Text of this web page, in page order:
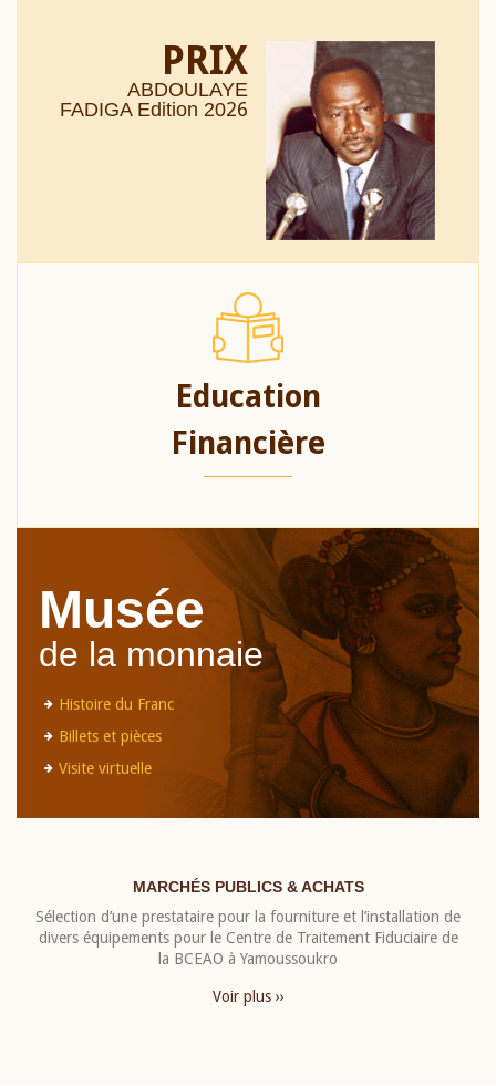
PRIX
ABDOULAYE
FADIGA Edition 2026
Education
Financière
Musée
de la monnaie
Histoire du Franc
Billets et pièces
Visite virtuelle
MARCHÉS PUBLICS & ACHATS
Sélection d’une prestataire pour la fourniture et l’installation de
divers équipements pour le Centre de Traitement Fiduciaire de
la BCEAO à Yamoussoukro
Voir plus ››